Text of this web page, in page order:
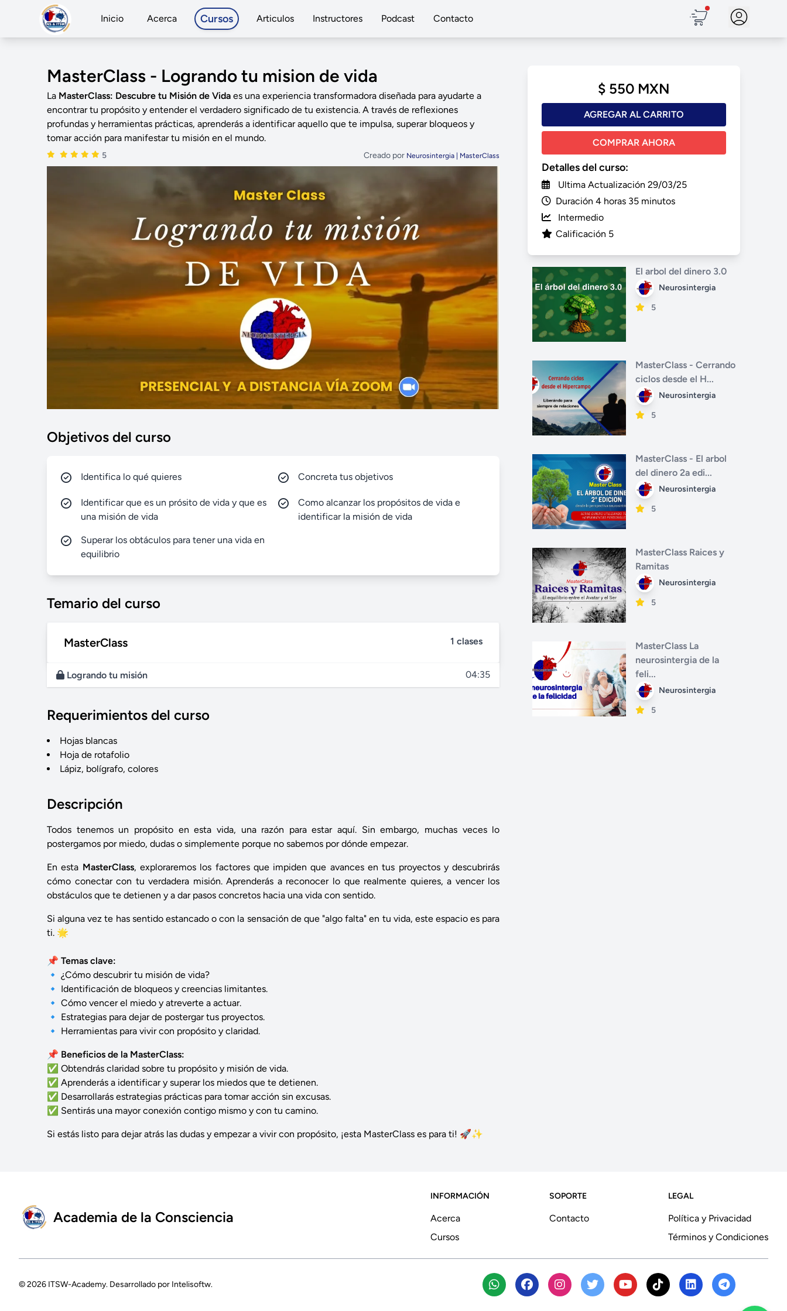
Inicio Acerca Cursos Articulos Instructores Podcast Contacto
MasterClass - Logrando tu mision de vida
La MasterClass: Descubre tu Misión de Vida es una experiencia transformadora diseñada para ayudarte a
encontrar tu propósito y entender el verdadero significado de tu existencia. A través de reflexiones
profundas y herramientas prácticas, aprenderás a identificar aquello que te impulsa, superar bloqueos y
tomar acción para manifestar tu misión en el mundo.
5 Creado por Neurosintergia | MasterClass
Objetivos del curso
Identifica lo qué quieres Concreta tus objetivos
Identificar que es un prósito de vida y que es
una misión de vida
Como alcanzar los propósitos de vida e
identificar la misión de vida
Superar los obtáculos para tener una vida en
equilibrio
Temario del curso
MasterClass 1 clases
Logrando tu misión 04:35
Requerimientos del curso
Hojas blancas
Hoja de rotafolio
Lápiz, bolígrafo, colores
Descripción
Todos tenemos un propósito en esta vida, una razón para estar aquí. Sin embargo, muchas veces lo
postergamos por miedo, dudas o simplemente porque no sabemos por dónde empezar.
En esta MasterClass, exploraremos los factores que impiden que avances en tus proyectos y descubrirás
cómo conectar con tu verdadera misión. Aprenderás a reconocer lo que realmente quieres, a vencer los
obstáculos que te detienen y a dar pasos concretos hacia una vida con sentido.
Si alguna vez te has sentido estancado o con la sensación de que "algo falta" en tu vida, este espacio es para
ti. 🌟
📌 Temas clave:
🔹 ¿Cómo descubrir tu misión de vida?
🔹 Identificación de bloqueos y creencias limitantes.
🔹 Cómo vencer el miedo y atreverte a actuar.
🔹 Estrategias para dejar de postergar tus proyectos.
🔹 Herramientas para vivir con propósito y claridad.
📌 Beneficios de la MasterClass:
✅ Obtendrás claridad sobre tu propósito y misión de vida.
✅ Aprenderás a identificar y superar los miedos que te detienen.
✅ Desarrollarás estrategias prácticas para tomar acción sin excusas.
✅ Sentirás una mayor conexión contigo mismo y con tu camino.
Si estás listo para dejar atrás las dudas y empezar a vivir con propósito, ¡esta MasterClass es para ti! 🚀✨
$ 550 MXN
AGREGAR AL CARRITO
COMPRAR AHORA
Detalles del curso:
Ultima Actualización 29/03/25
Duración 4 horas 35 minutos
Intermedio
Calificación 5
El arbol del dinero 3.0
Neurosintergia
5
MasterClass - Cerrando
ciclos desde el H...
Neurosintergia
5
MasterClass - El arbol
del dinero 2a edi...
Neurosintergia
5
MasterClass Raices y
Ramitas
Neurosintergia
5
MasterClass La
neurosintergia de la
feli...
Neurosintergia
5
Academia de la Consciencia
INFORMACIÓN
Acerca
Cursos
SOPORTE
Contacto
LEGAL
Política y Privacidad
Términos y Condiciones
© 2026 ITSW-Academy. Desarrollado por Intelisoftw.